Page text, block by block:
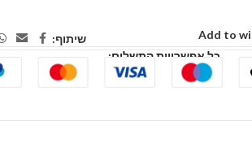
Add to
שיתוף:
כל אפשרויות התשלום: